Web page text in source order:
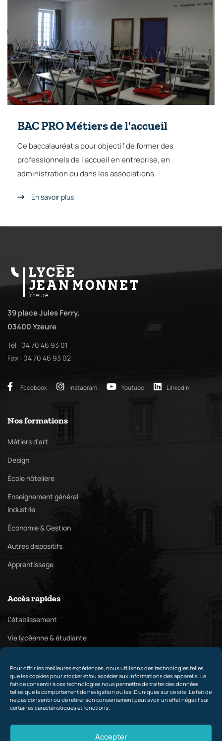
Pour offrir les meilleures expériences, nous utilisons des technologies telles
que les cookies pour stocker et/ou accéder aux informations des appareils. Le
fait de consentir à ces technologies nous permettra de traiter des données
telles que le comportement de navigation ou les ID uniques sur ce site. Le fait de
ne pas consentir ou de retirer son consentement peut avoir un effet négatif sur
certaines caractéristiques et fonctions.
Accepter
BAC PRO Métiers de l'accueil
Ce baccalauréat a pour objectif de former des
professionnels de l'accueil en entreprise, en
administration ou dans les associations.
En savoir plus
39 place Jules Ferry,
03400 Yzeure
Tél : 04 70 46 93 01
Fax : 04 70 46 93 02
Facebook Instagram Youtube Linkedin
Nos formations
Métiers d'art
Design
École hôtelière
Enseignement général
Industrie
Économie & Gestion
Autres dispositifs
Apprentissage
Accès rapides
L'établissement
Vie lycéenne & étudiante
Relations internationales & partenaires
Contact